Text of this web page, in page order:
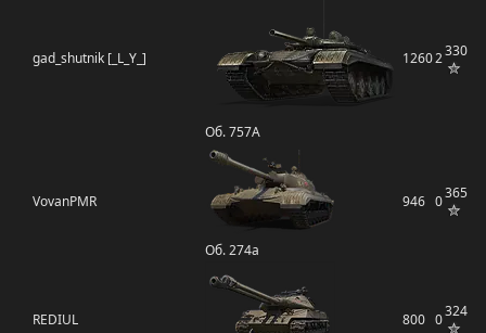
gad_shutnik [_L_Y_]
Об. 757А
12602330
VovanPMR
Об. 274а
946 0365
REDIUL 800 0324